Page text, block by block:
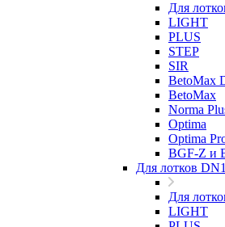
Для
LIGHT
PLUS
STEP
SIR
BetoMax
BetoMax
Norma
Optima
Optima
BGF-Z и
Для лотков
Для
LIGHT